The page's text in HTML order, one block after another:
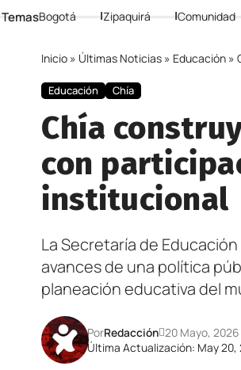
Bogotá Zipaquirá Comunidad
Inicio » Últimas Noticias » Educación »
Educación Chía
Chía
con
institucional
La Secretaría de
avances de una política
planeación educativa del
Última Actualización: May 20,
PorRedacción 20 Mayo, 2026